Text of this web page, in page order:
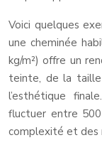
Voici quelques
une cheminée
kg/m²) offre un
teinte, de la
l’esthétique
fluctuer entre
complexité et des